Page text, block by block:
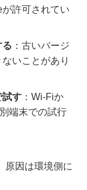
許可されてい
る ：古いバージ
いことがあり
試す ：Wi-Fiか
端末での試行
原因は環境側に